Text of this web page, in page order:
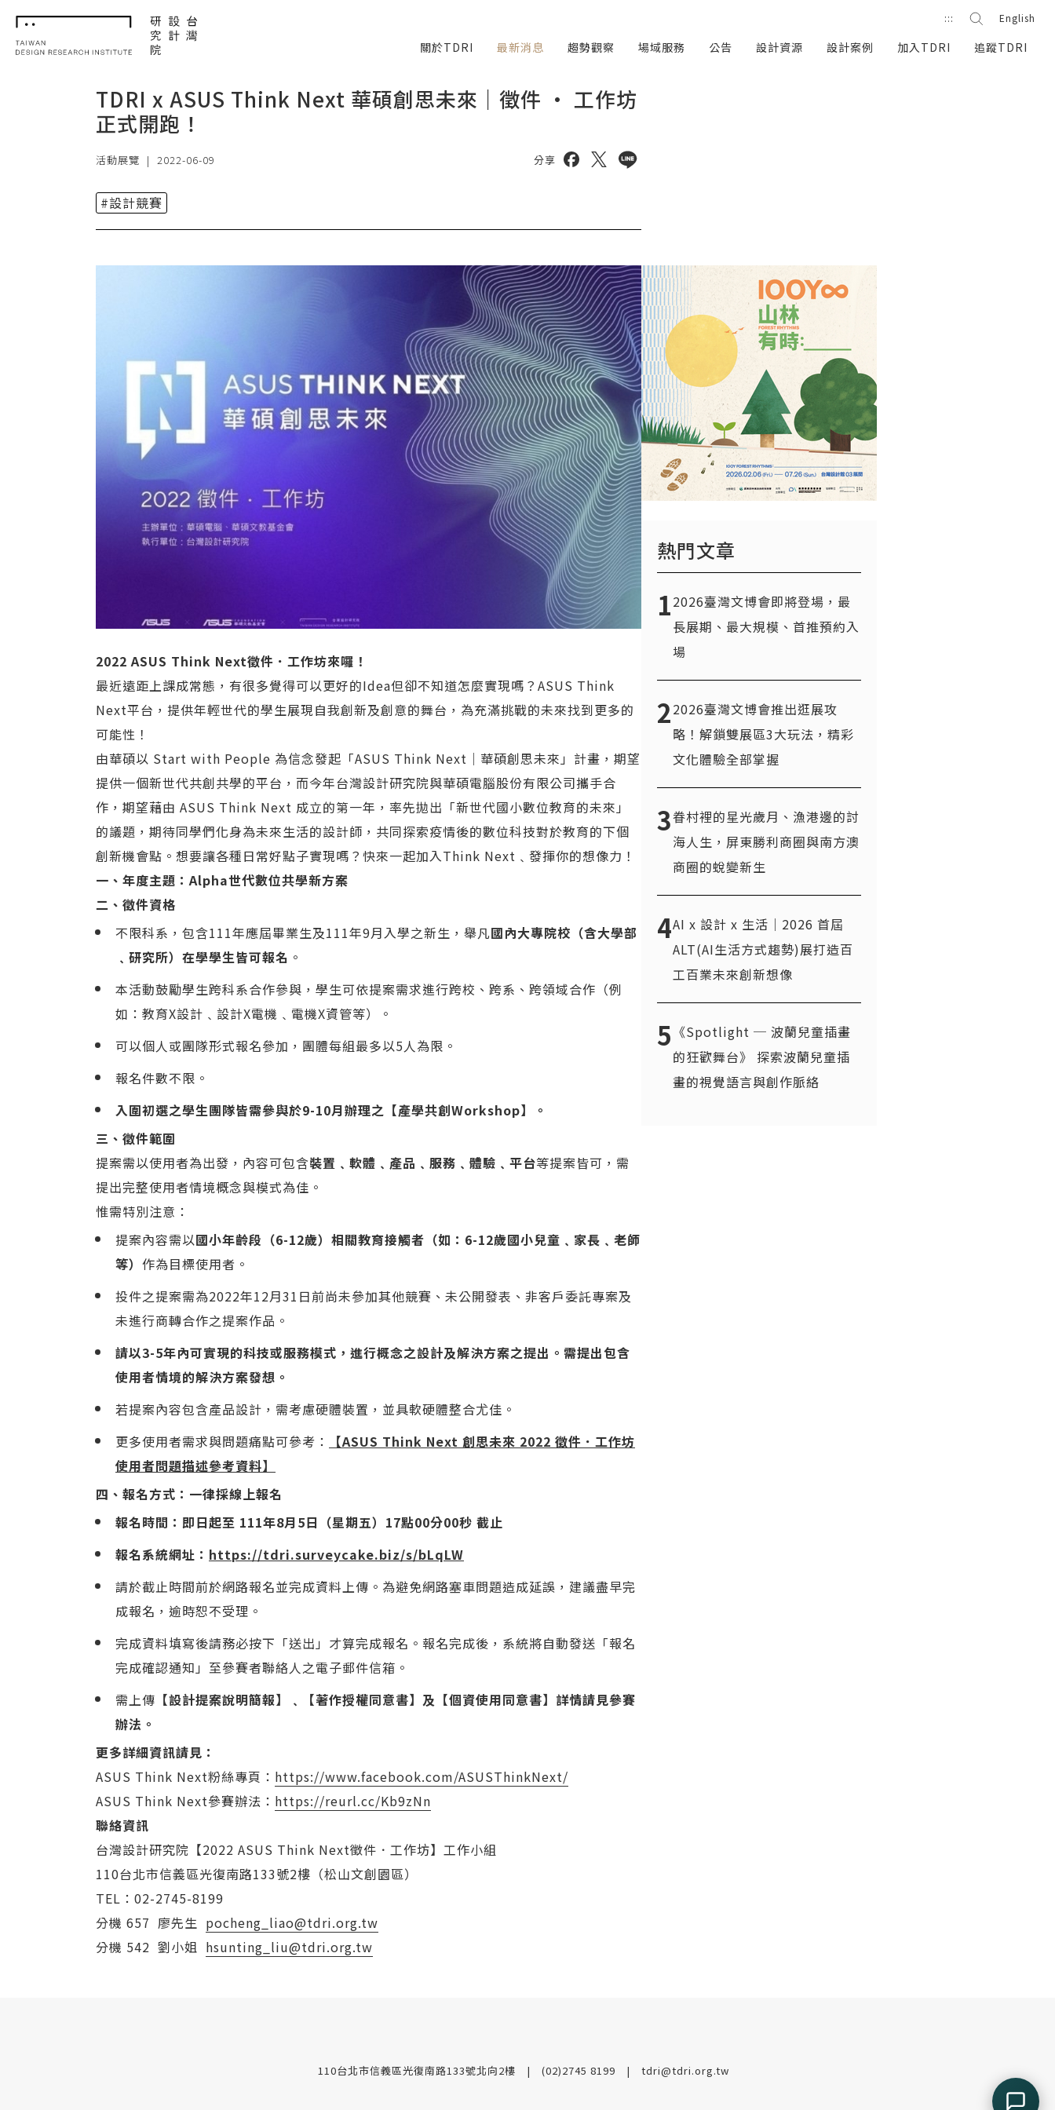
TDRI ::: 站內搜尋
搜尋按鈕
English
關於TDRI 最新消息 趨勢觀察 場域服務 公告 設計資源 設計案例 加入TDRI 追蹤TDRI
TDRI x ASUS Think Next 華碩創思未來｜徵件 · 工作坊
正式開跑！
活動展覽 | 2022-06-09 分享 分享到 facebook
分享到 twitter
分享到 line
#設計競賽
2022 ASUS Think Next徵件．工作坊來囉！
最近遠距上課成常態，有很多覺得可以更好的Idea但卻不知道怎麼實現嗎？ ASUS Think
Next平台，提供年輕世代的學生展現自我創新及創意的舞台，為充滿挑戰的未來找到更多的
可能性！
由華碩以 Start with People 為信念發起「ASUS Think Next｜華碩創思未來」計畫，期望
提供一個新世代共創共學的平台，而今年台灣設計研究院與華碩電腦股份有限公司攜手合
作，期望藉由 ASUS Think Next 成立的第一年，率先拋出「新世代國小數位教育的未來」
的議題，期待同學們化身為未來生活的設計師，共同探索疫情後的數位科技對於教育的下個
創新機會點。想要讓各種日常好點子實現嗎？快來一起加入Think Next﹑發揮你的想像力！
一、年度主題：Alpha世代數位共學新方案
二、徵件資格
不限科系，包含111年應屆畢業生及111年9月入學之新生，舉凡國內大專院校（含大學部
﹑研究所）在學學生皆可報名 。
本活動鼓勵學生跨科系合作參與，學生可依提案需求進行跨校、跨系、跨領域合作（例
如：教育X設計﹑設計X電機﹑電機X資管等）。
可以個人或團隊形式報名參加，團體每組最多以5人為限。
報名件數不限。
入圍初選之學生團隊皆需參與於9-10月辦理之【產學共創Workshop】。
三、徵件範圍
提案需以使用者為出發，內容可包含裝置﹑軟體﹑產品﹑服務﹑體驗﹑平台等提案皆可，需
提出完整使用者情境概念與模式為佳。
惟需特別注意：
提案內容需以國小年齡段（6-12歲）相關教育接觸者（如：6-12歲國小兒童﹑家長﹑老師
等） 作為目標使用者。
投件之提案需為2022年12月31日前尚未參加其他競賽、未公開發表、非客戶委託專案及
未進行商轉合作之提案作品。
請以3-5年內可實現的科技或服務模式，進行概念之設計及解決方案之提出。需提出包含
使用者情境的解決方案發想。
若提案內容包含產品設計，需考慮硬體裝置，並具軟硬體整合尤佳。
更多使用者需求與問題痛點可參考：
【ASUS Think Next 創思未來 2022 徵件．工作坊
使用者問題描述參考資料】
四、報名方式： 一律採線上報名
報名時間：即日起至 111年8月5日（星期五）17點00分00秒 截止
報名系統網址： https://tdri.surveycake.biz/s/bLqLW
請於截止時間前於網路報名並完成資料上傳。為避免網路塞車問題造成延誤，建議盡早完
成報名，逾時恕不受理。
完成資料填寫後請務必按下「送出」才算完成報名。報名完成後，系統將自動發送「報名
完成確認通知」至參賽者聯絡人之電子郵件信箱。
需上傳 【設計提案說明簡報】﹑【著作授權同意書】及【個資使用同意書】詳情請見參賽
辦法。
更多詳細資訊請見：
ASUS Think Next粉絲專頁： https://www.facebook.com/ASUSThinkNext/
ASUS Think Next參賽辦法： https://reurl.cc/Kb9zNn
聯絡資訊
台灣設計研究院【2022 ASUS Think Next徵件．工作坊】工作小組
110台北市信義區光復南路133號2樓（松山文創園區）
TEL：02-2745-8199
分機 657 廖先生 pocheng_liao@tdri.org.tw
分機 542 劉小姐 hsunting_liu@tdri.org.tw
熱門文章
12026臺灣文博會即將登場，最
長展期、最大規模、首推預約入
場
22026臺灣文博會推出逛展攻
略！解鎖雙展區3大玩法，精彩
文化體驗全部掌握
3眷村裡的星光歲月、漁港邊的討
海人生，屏東勝利商圈與南方澳
商圈的蛻變新生
4AI x 設計 x 生活｜2026 首屆
ALT(AI生活方式趨勢)展打造百
工百業未來創新想像
5 《Spotlight ─ 波蘭兒童插畫
的狂歡舞台》 探索波蘭兒童插
畫的視覺語言與創作脈絡
110台北市信義區光復南路133號北向2樓 (02)2745 8199 tdri@tdri.org.tw